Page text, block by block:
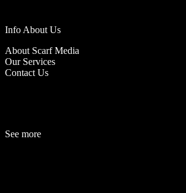
Info About Us
About Scarf Media
Our Services
Contact Us
See more